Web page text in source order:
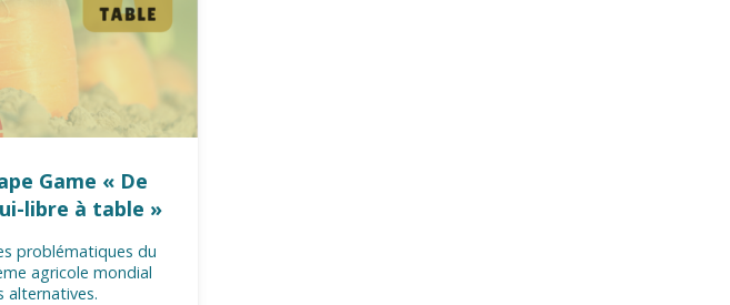
Game « De
libre à table »
problématiques du
agricole mondial
alternatives.